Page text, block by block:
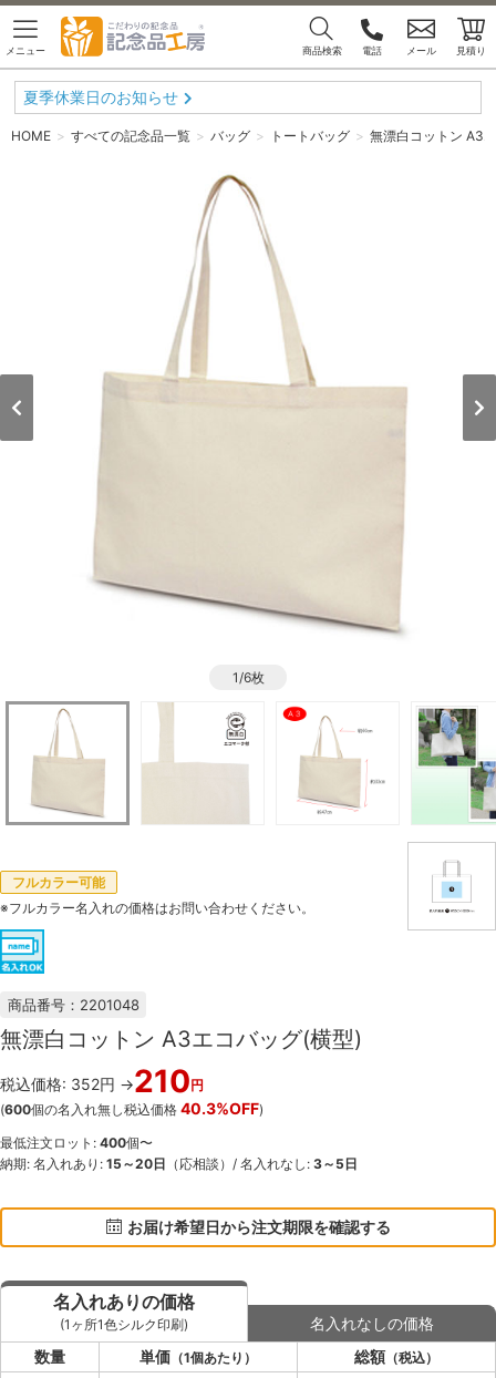
メニュー 商品検索 電話 メール 見積り
夏季休業日のお知らせ
HOME すべての記念品一覧 バッグ トートバッグ 無漂白コットン A3
1/6枚
フルカラー可能
※フルカラー名入れの価格はお問い合わせください。
商品番号：2201048
無漂白コットン A3エコバッグ(横型)
税込価格: 352円 →210円
(600個の名入れ無し税込価格 40.3%OFF)
最低注文ロット: 400個〜
納期: 名入れあり: 15～20日 （応相談）/ 名入れなし: 3～5日
お届け希望日から注文期限を確認する
名入れありの価格
(1ヶ所1色シルク印刷)
名入れなしの価格
数量
単価 （1個あたり） 総額 （税込）